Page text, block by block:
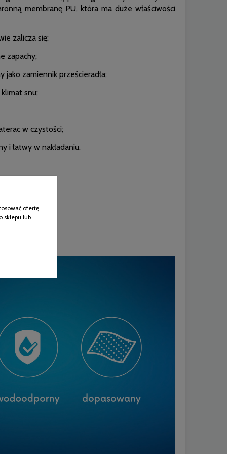
membranę PU, która ma duże właściwości
zalicza się:
zapachy;
zamiennik prześcieradła;
snu;
w czystości;
i łatwy w nakładaniu.
ofertę
sklepu lub